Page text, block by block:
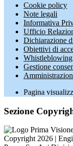
Cookie policy
Note legali
Informativa
Ufficio
Dichiarazione
Obiettivi di
Whistleblowing
Gestione
Pagina
Sezione
Copyright 2026 |